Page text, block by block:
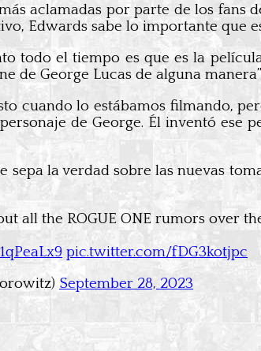
aclamadas por parte de los fans
Edwards sabe lo importante que
todo el tiempo es que es la
de George Lucas de alguna
cuando lo estábamos filmando,
de George. Él inventó ese
sepa la verdad sobre las nuevas
all the ROGUE ONE rumors over
pic.twitter.com/fDG3kotjpc
September 28, 2023